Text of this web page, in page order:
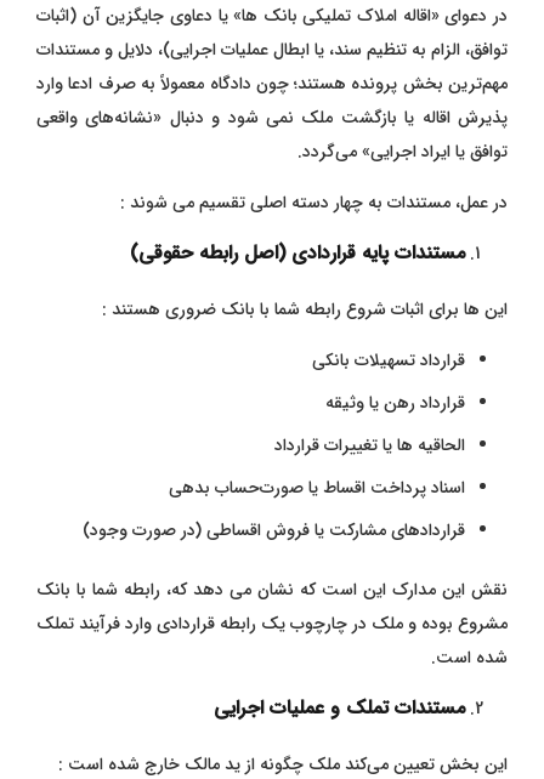
در دعوای «اقاله املاک تملیکی بانک‌ ها» یا دعاوی جایگزین آن (اثبات
توافق، الزام به تنظیم سند، یا ابطال عملیات اجرایی)، دلایل و مستندات
مهم‌ترین بخش پرونده هستند؛ چون دادگاه معمولاً به صرف ادعا وارد
پذیرش اقاله یا بازگشت ملک نمی‌ شود و دنبال «نشانه‌های واقعی
توافق یا ایراد اجرایی» می‌گردد.
در عمل، مستندات به چهار دسته اصلی تقسیم می ‌شوند :
مستندات پایه قراردادی (اصل رابطه حقوقی)
این ‌ها برای اثبات شروع رابطه شما با بانک ضروری هستند :
قرارداد تسهیلات بانکی
قرارداد رهن یا وثیقه
الحاقیه‌ ها یا تغییرات قرارداد
اسناد پرداخت اقساط یا صورت‌حساب بدهی
قراردادهای مشارکت یا فروش اقساطی (در صورت وجود)
نقش این مدارک این است که نشان می دهد که، رابطه شما با بانک
مشروع بوده و ملک در چارچوب یک رابطه قراردادی وارد فرآیند تملک
شده است.
مستندات تملک و عملیات اجرایی
این بخش تعیین می‌کند ملک چگونه از ید مالک خارج شده است :